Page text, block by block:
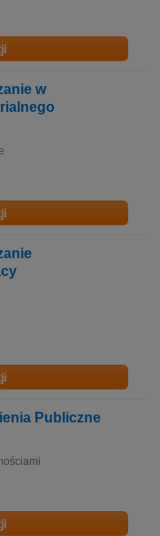
w
Publiczne